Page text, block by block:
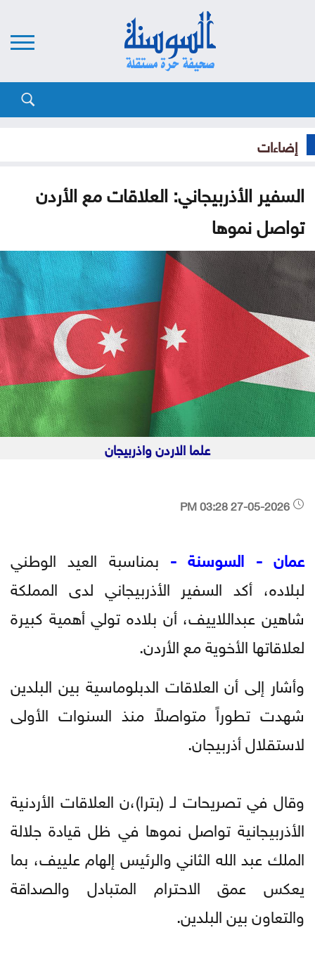
إضاءات
السفير الأذربيجاني: العلاقات مع الأردن
تواصل نموها
علما الاردن واذربيجان
عمان - السوسنة - بمناسبة العيد الوطني
لبلاده، أكد السفير الأذربيجاني لدى المملكة
شاهين عبداللاييف، أن بلاده تولي أهمية كبيرة
لعلاقاتها الأخوية مع الأردن.
وأشار إلى أن العلاقات الدبلوماسية بين البلدين
شهدت تطوراً متواصلاً منذ السنوات الأولى
لاستقلال أذربيجان.
وقال في تصريحات لـ (بترا)،ن العلاقات الأردنية
الأذربيجانية تواصل نموها في ظل قيادة جلالة
الملك عبد الله الثاني والرئيس إلهام علييف، بما
يعكس عمق الاحترام المتبادل والصداقة
والتعاون بين البلدين.